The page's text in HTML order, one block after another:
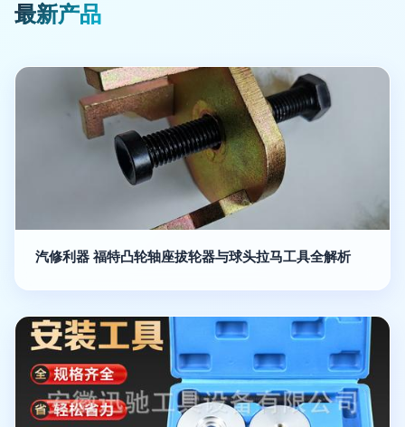
最新产品
汽修利器 福特凸轮轴座拔轮器与球头拉马工具全解析